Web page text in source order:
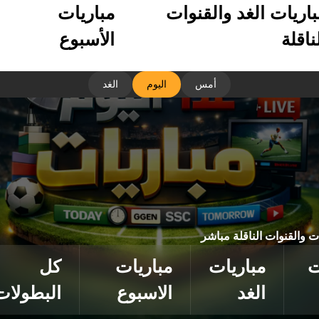
الغد والقنوات
مباريات
الأسبوع
أمس اليوم الغد
والقنوات الناقلة مباشر
مباريات
الغد
مباريات
الاسبوع
كل